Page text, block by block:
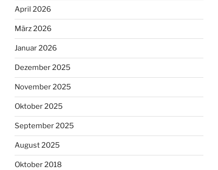
April 2026
März 2026
Januar 2026
Dezember 2025
November 2025
Oktober 2025
September 2025
August 2025
Oktober 2018